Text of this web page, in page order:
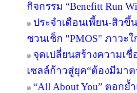
กิจกรรม “Benefitt Run
ประจำเดือนเพี้ยน-สิว
ชวนเช็ก "PMOS" ภาวะ
จุดเปลี่ยนสร้างความเ
เซลล์ก้าวสู่ยุค“ต้องมีมา
“All About You” ตอกย้